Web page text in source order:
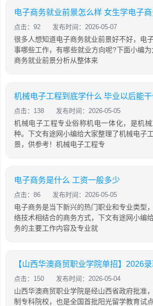
点击：92 发布时间：2026-05-07
很多人想知道电子商务就业前景好不好，电
事哪些工作，有哪些就业方向呢?下面小编
商务就业前景分析从整体来
机械电子工程到底学什么 毕业以后能
点击：138 发布时间：2026-05-05
机械电子工程专业俗称机电一体化，是机
种。下文有途网小编给大家整理了机械电子
景，供参考！机械电子工程专
电子商务是什么 工资一般多少
点击：86 发布时间：2026-05-05
电子商务是当下新兴的热门职业和专业类型
络技术相结合的商务方式，下文有途网小编
务的主要工作内容及专业就
点击：150 发布时间：2026-05-04
山西华澳商贸职业学院是经山西省政府批准
制专科院校，也是全国首批阳光留学教育试